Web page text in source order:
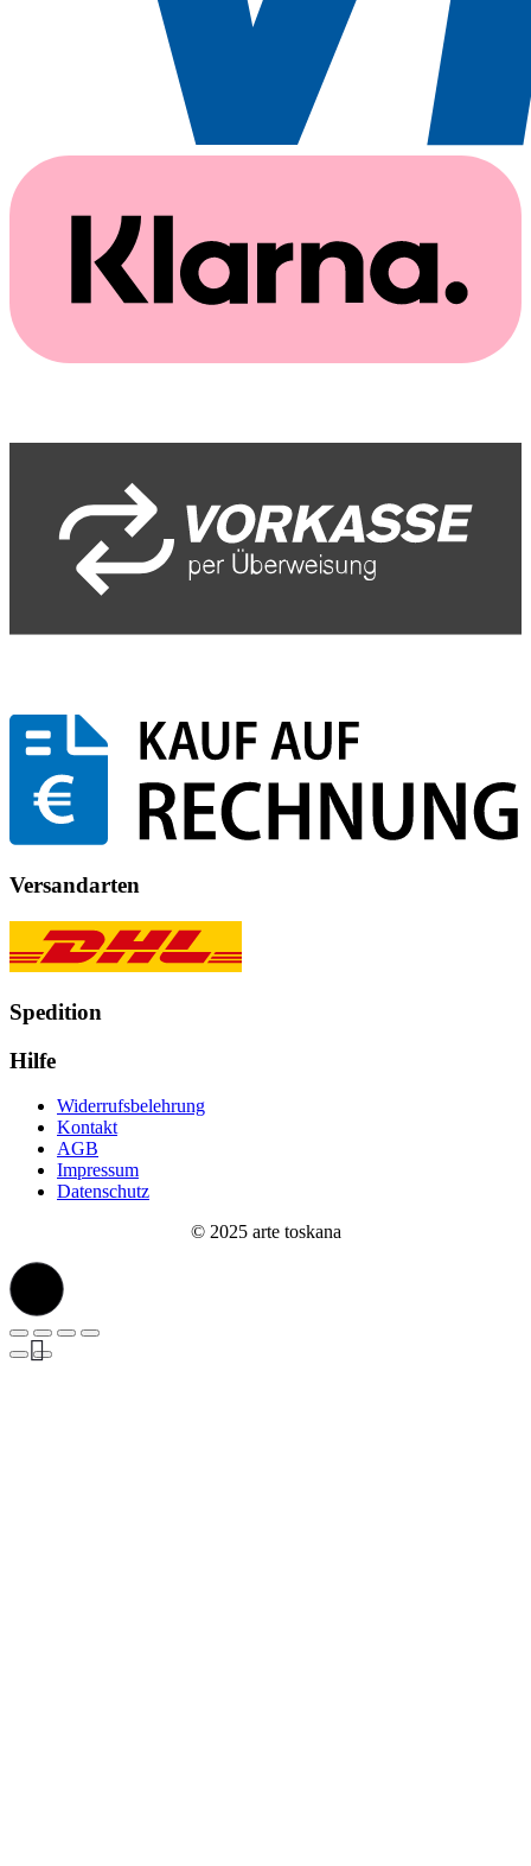
Versandarten
Spedition
Hilfe
Widerrufsbelehrung
Kontakt
AGB
Impressum
Datenschutz
© 2025 arte toskana